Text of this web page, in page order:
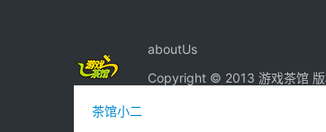
茶馆小二
aboutUs
Copyright © 2013 游戏茶馆 版